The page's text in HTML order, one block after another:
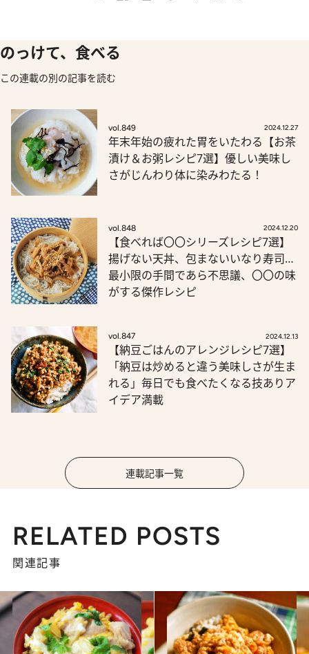
のっけて、食べる
この連載の別の記事を読む
vol.849 2024.12.27
年末年始の疲れた胃をいたわる【お茶
漬け＆お粥レシピ7選】優しい美味し
さがじんわり体に染みわたる！
vol.848 2024.12.20
【食べれば〇〇シリーズレシピ7選】
揚げない天丼、包まないいなり寿司…
最小限の手間であら不思議、〇〇の味
がする傑作レシピ
vol.847 2024.12.13
【納豆ごはんのアレンジレシピ7選】
「納豆は炒めると違う美味しさが生ま
れる」毎日でも食べたくなる技ありア
イデア満載
連載記事一覧
RELATED POSTS
関連記事